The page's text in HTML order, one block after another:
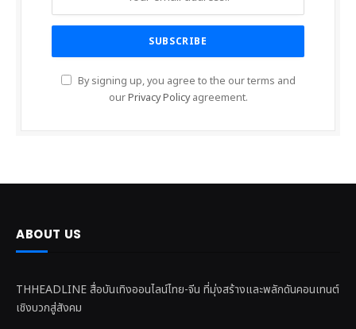
By signing up, you agree to the our terms and
ourPrivacy Policyagreement.
ABOUT US
THHEADLINE สื่อบันเทิงออนไลน์ไทย-จีน ที่มุ่งสร้างและพลักดันคอนเทนต์
เชิงบวกสู่สังคม